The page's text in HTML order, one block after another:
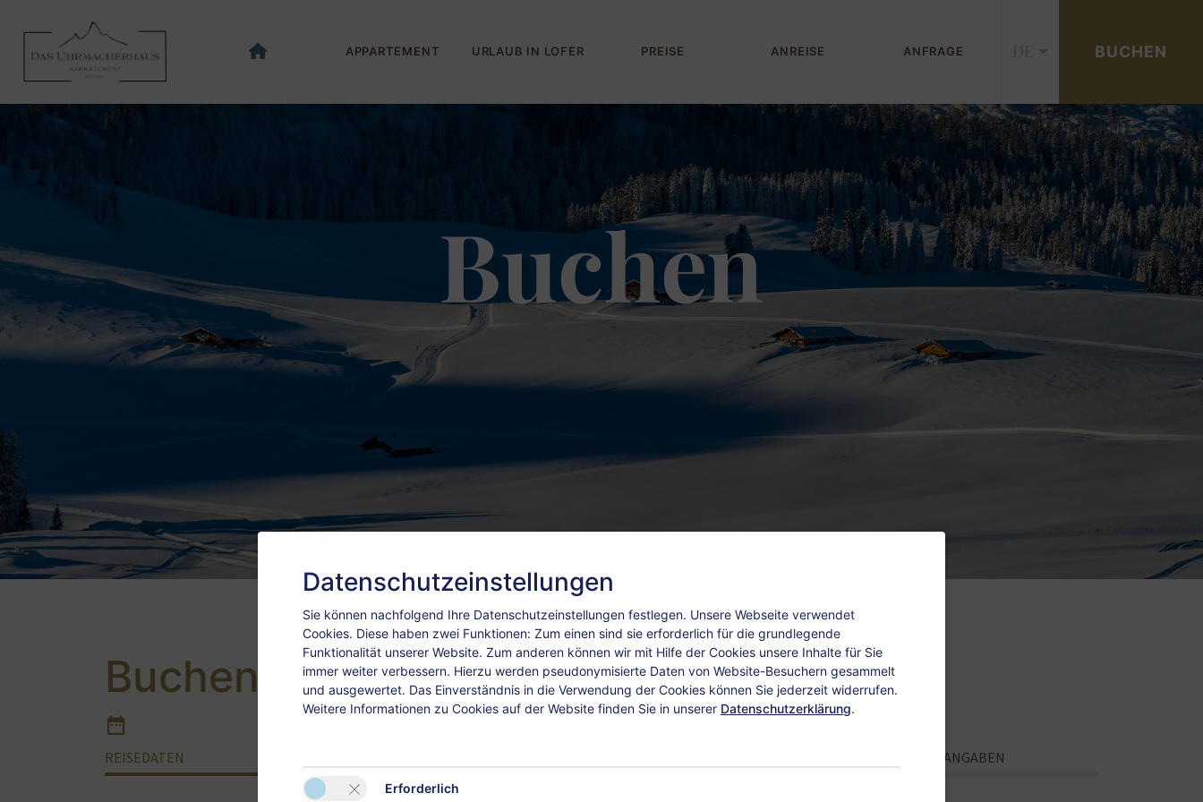
APPARTEMENT URLAUB IN LOFER PREISE ANREISE ANFRAGE BUCHEN
Buchen
Buchen
REISEDATEN PERSÖNLICHE ANGABEN
Datenschutzeinstellungen
Sie können nachfolgend Ihre Datenschutzeinstellungen festlegen. Unsere Webseite verwendet
Cookies. Diese haben zwei Funktionen: Zum einen sind sie erforderlich für die grundlegende
Funktionalität unserer Website. Zum anderen können wir mit Hilfe der Cookies unsere Inhalte für Sie
immer weiter verbessern. Hierzu werden pseudonymisierte Daten von Website-Besuchern gesammelt
und ausgewertet. Das Einverständnis in die Verwendung der Cookies können Sie jederzeit widerrufen.
Weitere Informationen zu Cookies auf der Website finden Sie in unserer Datenschutzerklärung.
Erforderlich